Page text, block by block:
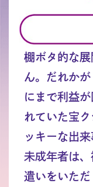
棚ボタ的な
ん。だれか
にまで利益
れていた宝
ッキーな出
未成年者は
遣いをいた